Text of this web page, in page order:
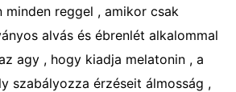
minden reggel , amikor csak
alvás és ébrenlét alkalommal
agy , hogy kiadja melatonin , a
szabályozza érzéseit álmosság ,